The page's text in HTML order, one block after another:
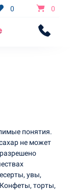
0 0
понятия.
не может
увы,
торты,